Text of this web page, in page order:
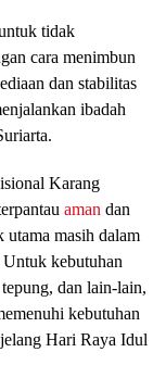
tidak
cara menimbun
dan stabilitas
ibadah
Karang
aman dan
utama masih dalam
kebutuhan
dan lain-lain,
kebutuhan
Hari Raya Idul